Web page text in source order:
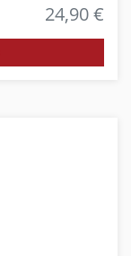
24,90 €